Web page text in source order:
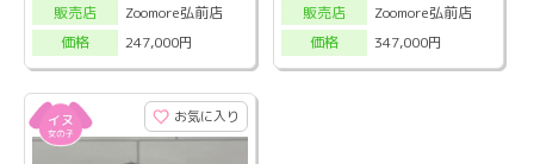
販売店
Zoomore弘前店
価格
247,000円
販売店
Zoomore弘前店
価格
347,000円
お気に入り